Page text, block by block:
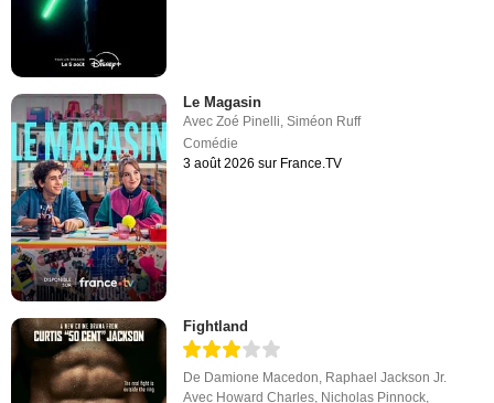
Le Magasin
AvecZoé Pinelli,Siméon Ruff
Comédie
3 août 2026 sur France.TV
Fightland
De Damione Macedon, Raphael Jackson Jr.
Avec Howard Charles, Nicholas Pinnock,